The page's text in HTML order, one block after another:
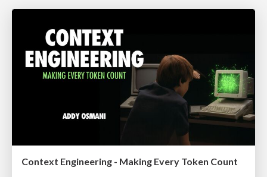
Context Engineering - Making Every Token Count